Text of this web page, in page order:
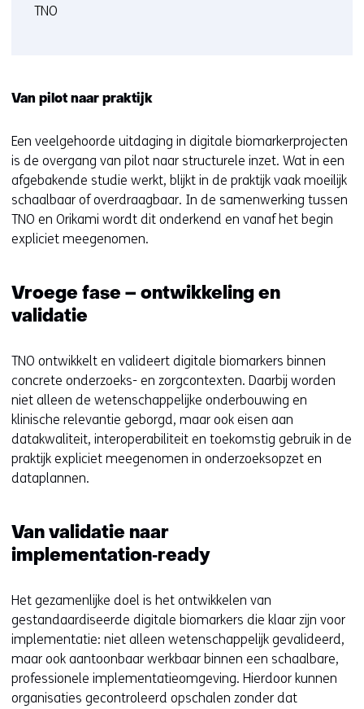
TNO
Van pilot naar praktijk
Een veelgehoorde uitdaging in digitale biomarkerprojecten
is de overgang van pilot naar structurele inzet. Wat in een
afgebakende studie werkt, blijkt in de praktijk vaak moeilijk
schaalbaar of overdraagbaar. In de samenwerking tussen
TNO en Orikami wordt dit onderkend en vanaf het begin
expliciet meegenomen.
Vroege fase – ontwikkeling en
validatie
TNO ontwikkelt en valideert digitale biomarkers binnen
concrete onderzoeks- en zorgcontexten. Daarbij worden
niet alleen de wetenschappelijke onderbouwing en
klinische relevantie geborgd, maar ook eisen aan
datakwaliteit, interoperabiliteit en toekomstig gebruik in de
praktijk expliciet meegenomen in onderzoeksopzet en
dataplannen.
Van validatie naar
implementation‑ready
Het gezamenlijke doel is het ontwikkelen van
gestandaardiseerde digitale biomarkers die klaar zijn voor
implementatie: niet alleen wetenschappelijk gevalideerd,
maar ook aantoonbaar werkbaar binnen een schaalbare,
professionele implementatieomgeving. Hierdoor kunnen
organisaties gecontroleerd opschalen zonder dat